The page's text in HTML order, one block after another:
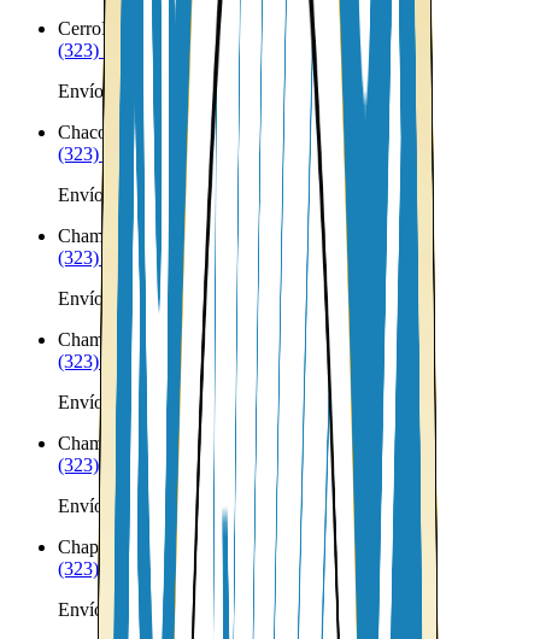
CerroNM
(323) 953-8100
Envíos a Nicaragua desde Cerro
Chacon
NM
(323) 953-8100
Envíos a Nicaragua desde Chacon
Chama
NM
(323) 953-8100
Envíos a Nicaragua desde Chama
Chamberino
NM
(323) 953-8100
Envíos a Nicaragua desde Chamberino
Chamisal NM
(323) 953-8100
Envíos a Nicaragua desde Chamisal
Chaparral
NM
(323) 953-8100
Envíos a Nicaragua desde Chaparral